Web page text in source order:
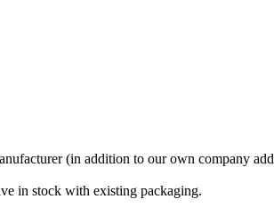
(in addition to our own company
in stock with existing packaging.